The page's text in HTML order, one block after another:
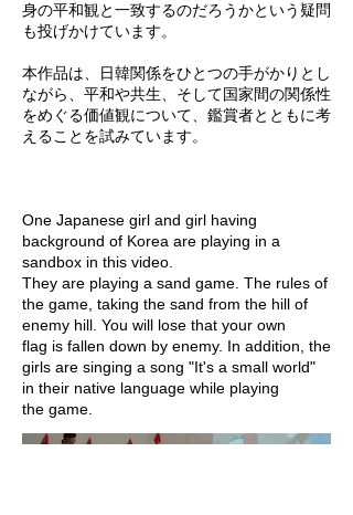
身の平和観と一致するのだろうかという疑問
も投げかけています。
本作品は、日韓関係をひとつの手がかりとし
ながら、平和や共生、そして国家間の関係性
をめぐる価値観について、鑑賞者とともに考
えることを試みています。
One Japanese girl and girl having
background of Korea are playing in a
sandbox in this video.
They are playing a sand game. The rules of
the game, taking the sand from the hill of
enemy hill. You will lose that your own
flag is fallen down by enemy. In addition, the
girls are singing a song "It's a small world"
in their native language while playing
the game.